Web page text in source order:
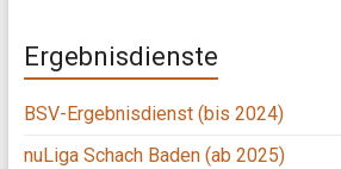
Ergebnisdienste
BSV-Ergebnisdienst (bis 2024)
nuLiga Schach Baden (ab 2025)